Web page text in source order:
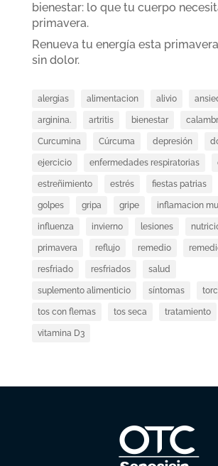
bienestar: lo que tu cuerpo
primavera.
Renueva tu energía esta
sin dolor.
alergias alimentacion alivio
arginina. artritis bienestar
Curcumina Cúrcuma depresión
ejercicio enfermedades respiratorias
estreñimiento estrés fiestas patrias
golpes gripa gripe inflamacion
influenza invierno lesiones
primavera reflujo remedio
resfriado resfriados salud
suplemento alimenticio síntomas
tos con flemas tos seca tratamiento
vitamina D3